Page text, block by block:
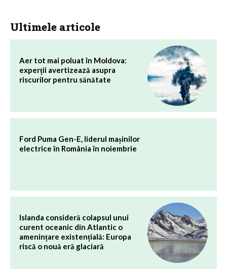
Ultimele articole
Aer tot mai poluat în Moldova:
experții avertizează asupra
riscurilor pentru sănătate
Ford Puma Gen-E, liderul mașinilor
electrice în România în noiembrie
Islanda consideră colapsul unui
curent oceanic din Atlantic o
amenințare existențială: Europa
riscă o nouă eră glaciară